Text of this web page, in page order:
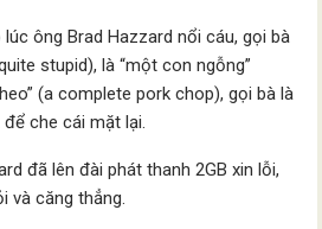
ông Brad Hazzard nổi cáu, gọi bà
stupid), là “một con ngỗng”
(a complete pork chop), gọi bà là
che cái mặt lại.
đã lên đài phát thanh 2GB xin lỗi,
và căng thẳng.